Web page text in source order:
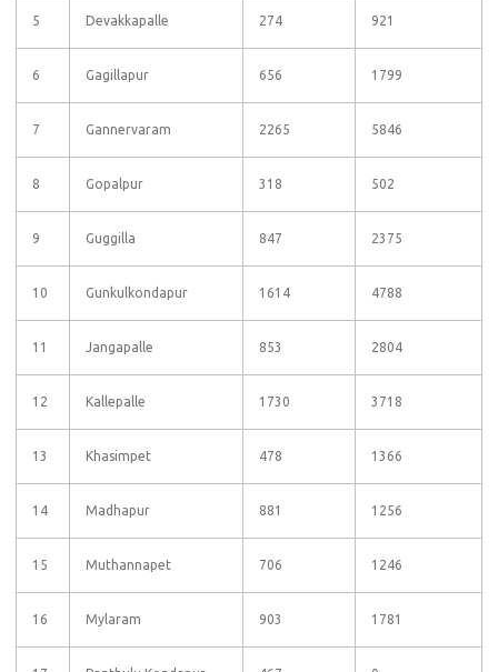
5 Devakkapalle 274 921
6 Gagillapur 656 1799
7 Gannervaram 2265 5846
8 Gopalpur 318 502
9 Guggilla 847 2375
10 Gunkulkondapur 1614 4788
11 Jangapalle 853 2804
12 Kallepalle 1730 3718
13 Khasimpet 478 1366
14 Madhapur 881 1256
15 Muthannapet 706 1246
16 Mylaram 903 1781